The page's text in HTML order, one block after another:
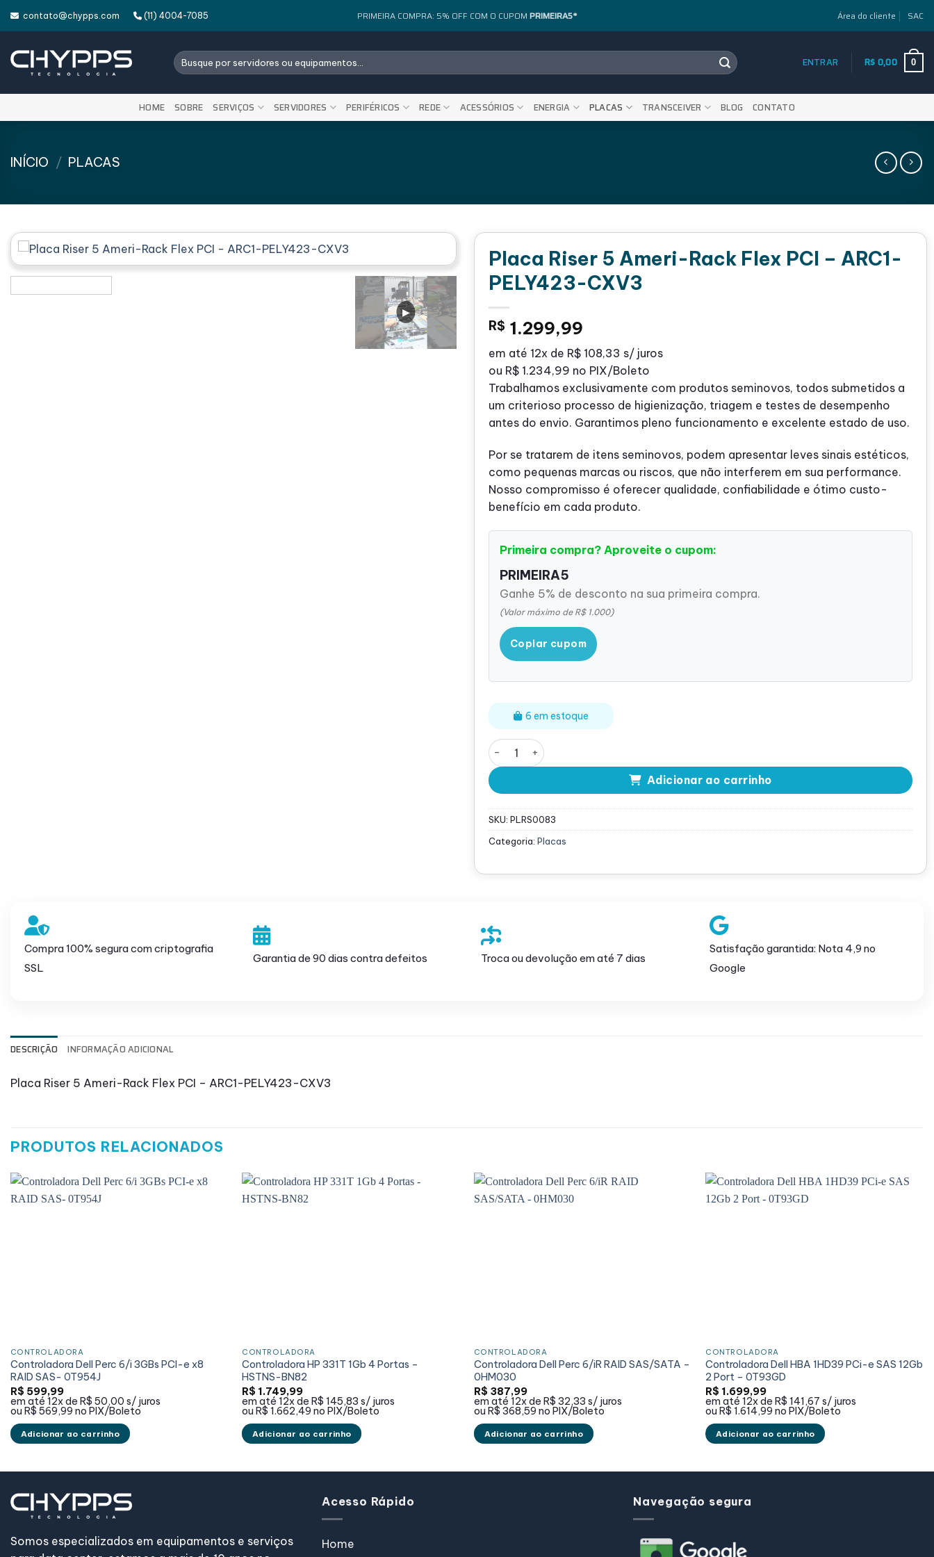
contato@chypps.com (11) 4004-7085 PRIMEIRA COMPRA: 5% OFF COM O CUPOM PRIMEIRA5* Área do cliente SAC
Pesquisar
por:
ENTRAR R$0,00 0
HOME SOBRE SERVIÇOS SERVIDORES PERIFÉRICOS REDE ACESSÓRIOS ENERGIA PLACAS TRANSCEIVER BLOG CONTATO
INÍCIO / PLACAS
Placa Riser 5 Ameri-Rack Flex PCI – ARC1-
PELY423-CXV3
R$ 1.299,99
em até 12x de R$ 108,33 s/ juros
ou R$ 1.234,99 no PIX/Boleto
Trabalhamos exclusivamente com produtos seminovos, todos submetidos a
um criterioso processo de higienização, triagem e testes de desempenho
antes do envio. Garantimos pleno funcionamento e excelente estado de uso.
Por se tratarem de itens seminovos, podem apresentar leves sinais estéticos,
como pequenas marcas ou riscos, que não interferem em sua performance.
Nosso compromisso é oferecer qualidade, confiabilidade e ótimo custo-
benefício em cada produto.
Primeira compra? Aproveite o cupom:
PRIMEIRA5
Ganhe 5% de desconto na sua primeira compra.
(Valor máximo de R$ 1.000)
Copiar cupom
6 em estoque
Placa Riser 5 Ameri-Rack Flex PCI - ARC1-PELY423-CXV3 quantidade
Adicionar ao carrinho
SKU: PLRS0083
Categoria: Placas
Compra 100% segura com criptografia
SSL
Garantia de 90 dias contra defeitos Troca ou devolução em até 7 dias
Satisfação garantida: Nota 4,9 no
Google
DESCRIÇÃO INFORMAÇÃO ADICIONAL
Placa Riser 5 Ameri-Rack Flex PCI – ARC1-PELY423-CXV3
PRODUTOS RELACIONADOS
CONTROLADORA
Controladora Dell Perc 6/i 3GBs PCI-e x8
RAID SAS- 0T954J
R$ 599,99
em até 12x de R$ 50,00 s/ juros
ou R$ 569,99 no PIX/Boleto
Adicionar ao carrinho
CONTROLADORA
Controladora HP 331T 1Gb 4 Portas –
HSTNS-BN82
R$ 1.749,99
em até12x de R$ 145,83 s/ juros
ouR$ 1.662,49no PIX/Boleto
Adicionar ao carrinho
CONTROLADORA
Controladora Dell Perc 6/iR RAID SAS/SATA –
0HM030
R$ 387,99
em até 12x de R$ 32,33 s/ juros
ou R$ 368,59 no PIX/Boleto
Adicionar ao carrinho
CONTROLADORA
Controladora Dell HBA 1HD39 PCi-e SAS 12Gb
2 Port – 0T93GD
R$ 1.699,99
em até12x de R$ 141,67 s/ juros
ouR$ 1.614,99no PIX/Boleto
Adicionar ao carrinho
Somos especializados em equipamentos e serviços
Acesso Rápido
Home
Navegação segura